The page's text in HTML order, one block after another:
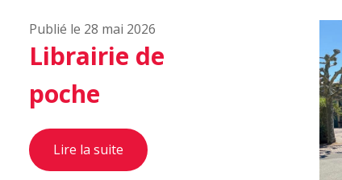
Publié le 28 mai 2026
Librairie de
poche
Lire la suite